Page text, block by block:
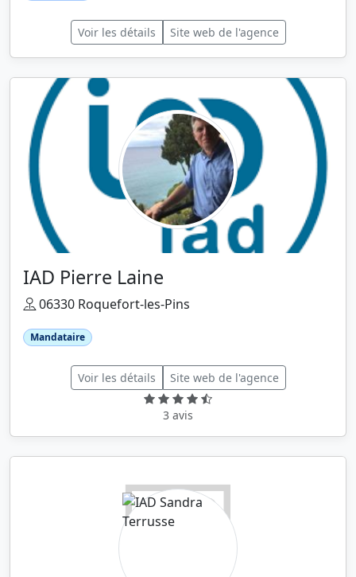
Voir les détails Site web de l'agence
IAD Pierre Laine
06330 Roquefort-les-Pins
Mandataire
Voir les détails Site web de l'agence
3 avis